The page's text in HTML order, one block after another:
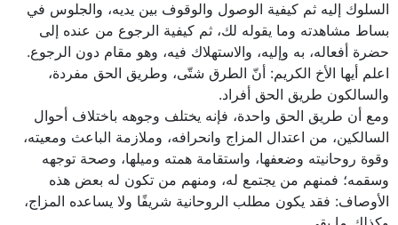
السلوك إليه ثم كيفية الوصول والوقوف بين يديه، والجلوس في
بساط مشاهدته وما يقوله لك، ثم كيفية الرجوع من عنده إلى
حضرة أفعاله، به وإليه، والاستهلاك فيه، وهو مقام دون الرجوع.
اعلم أيها الأخ الكريم: أنّ الطرق شتّى، وطريق الحق مفردة،
والسالكون طريق الحق أفراد.
ومع أن طريق الحق واحدة، فإنه يختلف وجوهه باختلاف أحوال
السالكين، من اعتدال المزاج وانحرافه، وملازمة الباعث ومعيته،
وقوة روحانيته وضعفها، واستقامة همته وميلها، وصحة توجهه
وسقمه؛ فمنهم من يجتمع له، ومنهم من تكون له بعض هذه
الأوصاف: فقد يكون مطلب الروحانية شريفًا ولا يساعده المزاج،